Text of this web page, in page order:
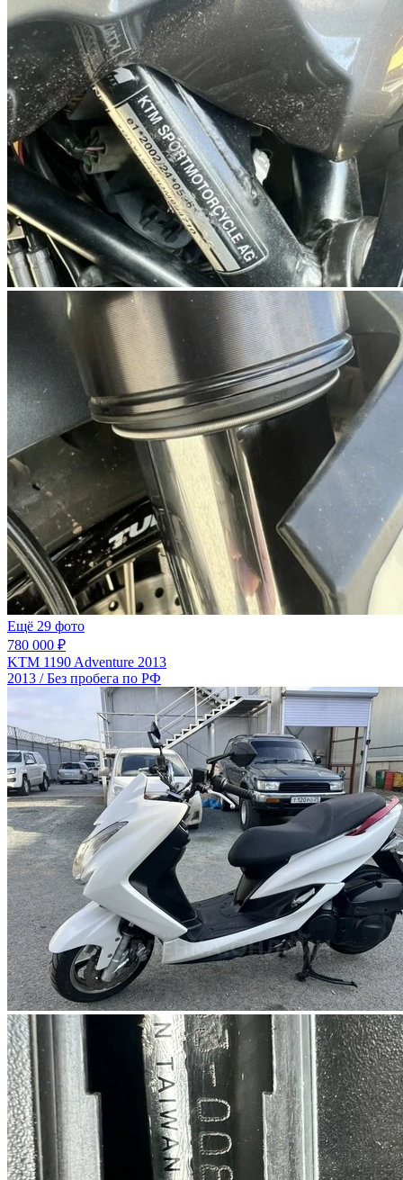
Ещё 29 фото
780 000 ₽
KTM 1190 Adventure 2013
2013 / Без пробега по РФ